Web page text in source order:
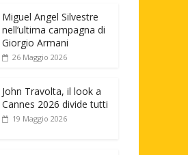
Miguel Angel Silvestre
nell’ultima campagna di
Giorgio Armani
26 Maggio 2026
John Travolta, il look a
Cannes 2026 divide tutti
19 Maggio 2026